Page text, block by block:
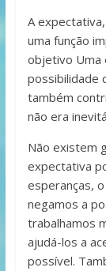
A
uma função
objetivo Uma
possibilidade
também
não era
Não existem
expectativa
esperanças,
negamos a
trabalhamos
ajudá-los a
possível.